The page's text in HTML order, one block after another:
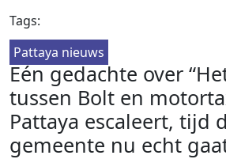
Tags:
Pattaya nieuws
Eén gedachte over
tussen Bolt en
Pattaya escaleert, tijd
gemeente nu echt